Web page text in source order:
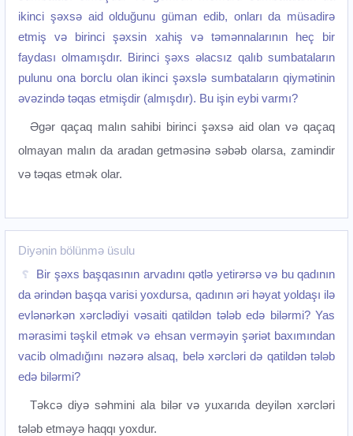
ikinci şəxsə aid olduğunu güman edib, onları da müsadirə
etmiş və birinci şəxsin xahiş və təmənnalarının heç bir
faydası olmamışdır. Birinci şəxs əlacsız qalıb sumbataların
pulunu ona borclu olan ikinci şəxslə sumbataların qiymətinin
əvəzində təqas etmişdir (almışdır). Bu işin eybi varmı?
Əgər qaçaq malın sahibi birinci şəxsə aid olan və qaçaq
olmayan malın da aradan getməsinə səbəb olarsa, zamindir
və təqas etmək olar.
Diyənin bölünmə üsulu
Bir şəxs başqasının arvadını qətlə yetirərsə və bu qadının
da ərindən başqa varisi yoxdursa, qadının əri həyat yoldaşı ilə
evlənərkən xərclədiyi vəsaiti qatildən tələb edə bilərmi? Yas
mərasimi təşkil etmək və ehsan verməyin şəriət baxımından
vacib olmadığını nəzərə alsaq, belə xərcləri də qatildən tələb
edə bilərmi?
Təkcə diyə səhmini ala bilər və yuxarıda deyilən xərcləri
tələb etməyə haqqı yoxdur.‌